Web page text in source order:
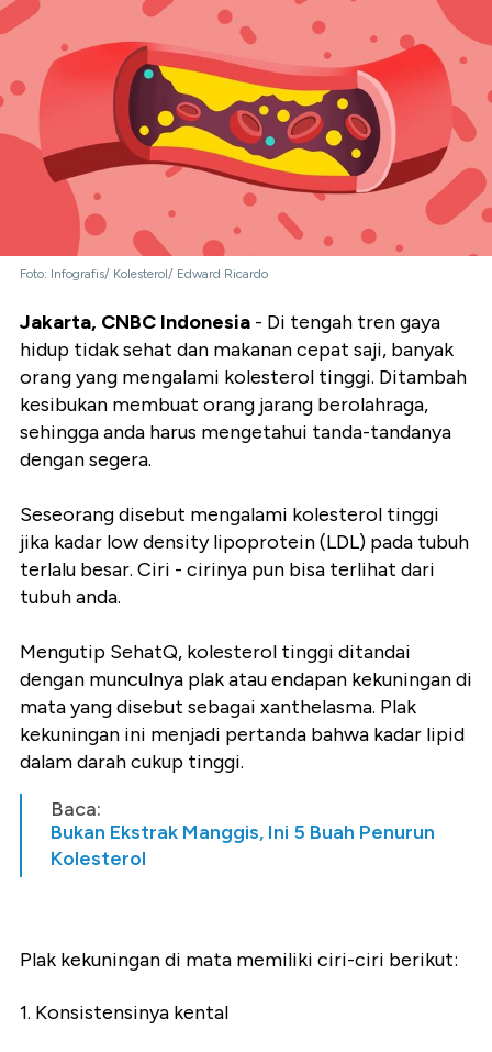
Foto: Infografis/ Kolesterol/ Edward Ricardo
Jakarta, CNBC Indonesia - Di tengah tren gaya
hidup tidak sehat dan makanan cepat saji, banyak
orang yang mengalami kolesterol tinggi. Ditambah
kesibukan membuat orang jarang berolahraga,
sehingga anda harus mengetahui tanda-tandanya
dengan segera.
Seseorang disebut mengalami kolesterol tinggi
jika kadar low density lipoprotein (LDL) pada tubuh
terlalu besar. Ciri - cirinya pun bisa terlihat dari
tubuh anda.
Mengutip SehatQ, kolesterol tinggi ditandai
dengan munculnya plak atau endapan kekuningan di
mata yang disebut sebagai xanthelasma. Plak
kekuningan ini menjadi pertanda bahwa kadar lipid
dalam darah cukup tinggi.
Baca:
Bukan Ekstrak Manggis, Ini 5 Buah Penurun
Kolesterol
Plak kekuningan di mata memiliki ciri-ciri berikut:
1. Konsistensinya kental